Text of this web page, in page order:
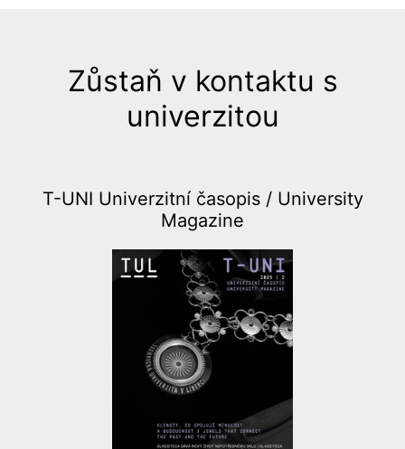
Zůstaň v kontaktu s
univerzitou
T-UNI Univerzitní časopis / University
Magazine